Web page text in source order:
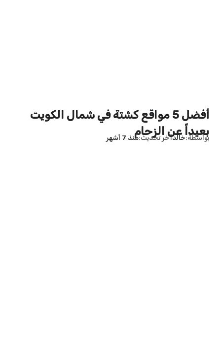
أفضل 5 مواقع كشتة في شمال الكويت
بعيداً عن الزحام
بواسطة خالدآخر تحديث منذ 7 أشهر